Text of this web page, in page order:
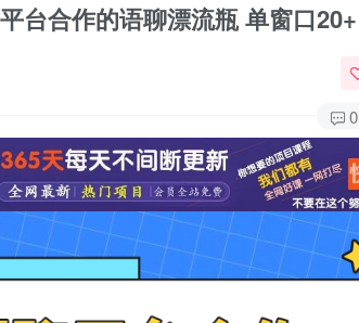
台合作的语聊漂流瓶 单窗口20+
0